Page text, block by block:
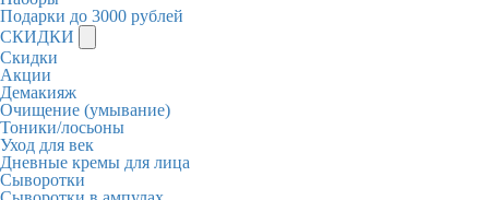
Подарки до 3000 рублей
СКИДКИ
Скидки
Акции
Демакияж
Очищение (умывание)
Тоники/лосьоны
Уход для век
Дневные кремы для лица
Сыворотки